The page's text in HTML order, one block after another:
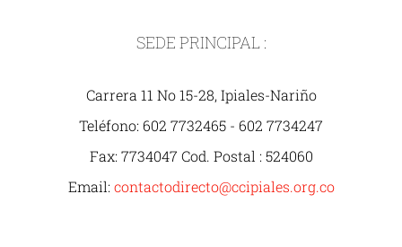
SEDE PRINCIPAL :
Carrera 11 No 15-28, Ipiales-Nariño
Teléfono: 602 7732465 - 602 7734247
Fax: 7734047 Cod. Postal : 524060
Email: contactodirecto@ccipiales.org.co